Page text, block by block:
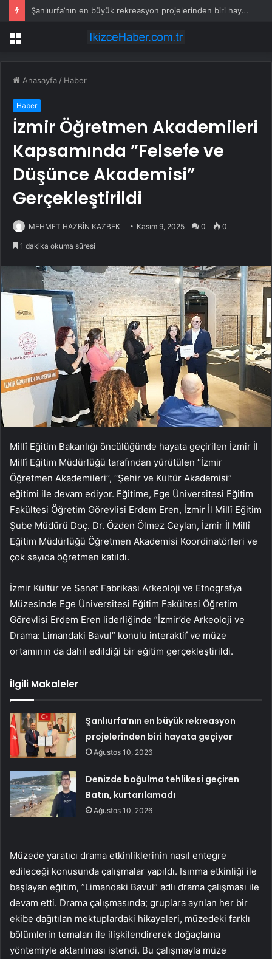
Şanlıurfa’nın en büyük rekreasyon projelerinden biri hayata geçiyor
Menü
Anasayfa / Haber
Haber
İzmir Öğretmen Akademileri
Kapsamında ”Felsefe ve
Düşünce Akademisi”
Gerçekleştirildi
MEHMET HAZBİN KAZBEK Kasım 9, 2025 0 0
1 dakika okuma süresi
Millî Eğitim Bakanlığı öncülüğünde hayata geçirilen İzmir İl
Millî Eğitim Müdürlüğü tarafından yürütülen ‘‘İzmir
Öğretmen Akademileri’’, ‘‘Şehir ve Kültür Akademisi”
eğitimi ile devam ediyor. Eğitime, Ege Üniversitesi Eğitim
Fakültesi Öğretim Görevlisi Erdem Eren, İzmir İl Millî Eğitim
Şube Müdürü Doç. Dr. Özden Ölmez Ceylan, İzmir İl Millî
Eğitim Müdürlüğü Öğretmen Akademisi Koordinatörleri ve
çok sayıda öğretmen katıldı.
İzmir Kültür ve Sanat Fabrikası Arkeoloji ve Etnografya
Müzesinde Ege Üniversitesi Eğitim Fakültesi Öğretim
Görevlisi Erdem Eren liderliğinde ”İzmir’de Arkeoloji ve
Drama: Limandaki Bavul” konulu interaktif ve müze
ortamının da dahil edildiği bir eğitim gerçekleştirildi.
İlgili Makaleler
Şanlıurfa’nın en büyük rekreasyon
projelerinden biri hayata geçiyor
Ağustos 10, 2026
Denizde boğulma tehlikesi geçiren
Batın, kurtarılamadı
Ağustos 10, 2026
Müzede yaratıcı drama etkinliklerinin nasıl entegre
edileceği konusunda çalışmalar yapıldı. Isınma etkinliği ile
başlayan eğitim, ”Limandaki Bavul” adlı drama çalışması ile
devam etti. Drama çalışmasında; gruplara ayrılan her bir
ekibe dağıtılan mektuplardaki hikayeleri, müzedeki farklı
bölümlerin temaları ile ilişkilendirerek doğaçlama
yöntemiyle aktarılması istendi. Bu çalışmayla müze